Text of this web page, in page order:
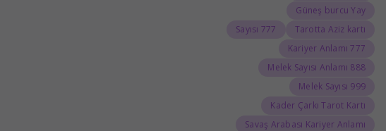
Güneş burcu Yay
Tarotta Aziz kartı
777 Sayısı
777 Kariyer Anlamı
888 Melek Sayısı Anlamı
999 Melek Sayısı
Kader Çarkı Tarot Kartı
Savaş Arabası Kariyer Anlamı